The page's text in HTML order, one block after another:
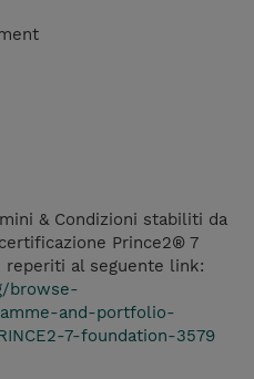
& Condizioni stabiliti da
Prince2® 7
reperiti al seguente link:
browse-
and-portfolio-
7-foundation-3579